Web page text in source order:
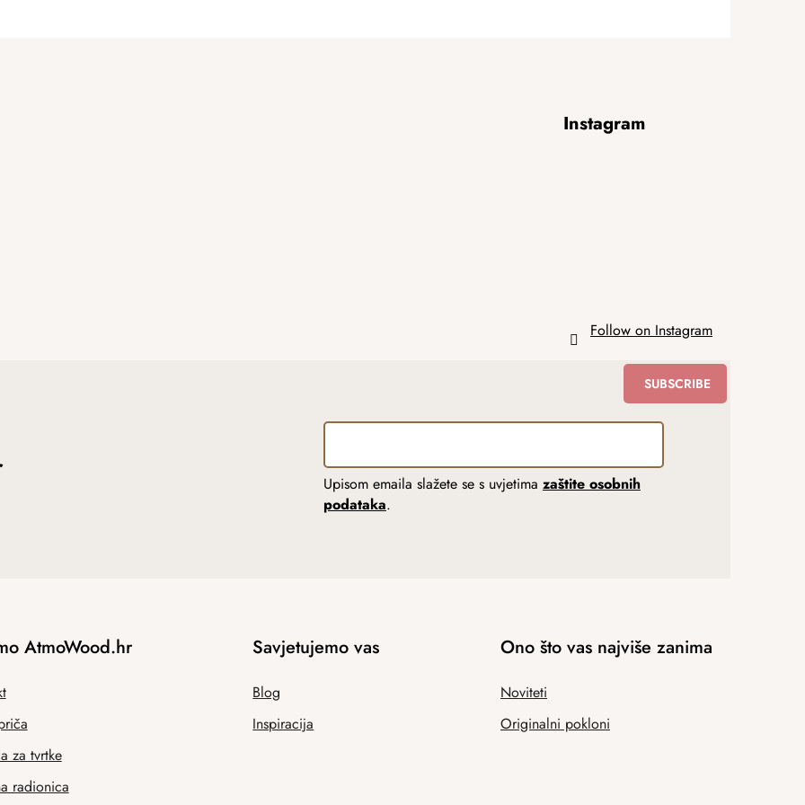
Instagram
Follow on Instagram
Upisom emaila slažete se s uvjetima zaštite osobnih
podataka.
SUBSCRIBE
AtmoWood.hr
za tvrtke
radionica
Savjetujemo vas
Blog
Inspiracija
Ono što vas najviše zanima
Noviteti
Originalni pokloni